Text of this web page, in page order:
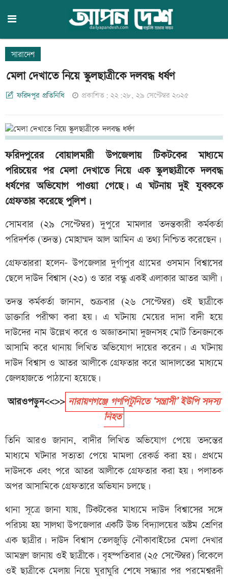
সারাদেশ
মেলা দেখাতে নিয়ে স্কুলছাত্রীকে দলবদ্ধ ধর্ষণ
ফরিদপুর প্রতিনিধি প্রকাশিত: ২২:২৮, ২৯ সেপ্টেম্বর ২০২৫
ফরিদপুরের বোয়ালমারী উপজেলায় টিকটকের মাধ্যমে
পরিচয়ের পর মেলা দেখাতে নিয়ে এক স্কুলছাত্রীকে দলবদ্ধ
ধর্ষণের অভিযোগ পাওয়া গেছে। এ ঘটনায় দুই যুবককে
গ্রেফতার করেছে পুলিশ।
সোমবার (২৯ সেপ্টেম্বর) দুপুরে মামলার তদন্তকারী কর্মকর্তা
পরিদর্শক (তদন্ত) মোহাম্মদ আল আমিন এ তথ্য নিশ্চিত করেছেন।
গ্রেফতাররা হলেন- উপজেলার দুর্গাপুর গ্রামের ওসমান বিশ্বাসের
ছেলে দাউদ বিশ্বাস (২৩) ও তার বন্ধু একই এলাকার আতর আলী।
তদন্ত কর্মকর্তা জানান, শুক্রবার (২৬ সেপ্টেম্বর) ওই ছাত্রীকে
ডাক্তারি পরীক্ষা করা হয়। এ ঘটনায় মেয়ের দাদা বাদী হয়ে
দাউদের নাম উল্লেখ করে ও অজ্ঞাতনামা দুজনসহ মোট তিনজনকে
আসামি করে থানায় লিখিত অভিযোগ দায়ের করেন। এ ঘটনায়
দাউদ বিশ্বাস ও আতর আলীকে গ্রেফতার করে আদালতের মাধ্যমে
জেলহাজতে পাঠানো হয়েছে।
আরওপড়ুন<<>> নারায়ণগঞ্জে গণপিটুনিতে ‘সন্ত্রাসী’ ইউপি সদস্য
নিহত
তিনি আরও জানান, বাদীর লিখিত অভিযোগ পেয়ে তদন্তের
মাধ্যমে ঘটনার সত্যতা পেয়ে মামলা রেকর্ড করা হয়। প্রথমে
দাউদকে এবং পরে আতর আলীকে গ্রেফতার করা হয়। পলাতক
অপর আসামিকে গ্রেফতারে অভিযান চলছে।
থানা সূত্রে জানা যায়, টিকটকের মাধ্যমে দাউদ বিশ্বাসের সঙ্গে
পরিচয় হয় সালথা উপজেলার একটি উচ্চ বিদ্যালয়ের অষ্টম শ্রেণির
এক ছাত্রীর। দাউদ বিশ্বাস তেলজুড়ি নৌকাবাইচের মেলা দেখার
আমন্ত্রণ জানায় ওই ছাত্রীকে। বৃহস্পতিবার (২৫ সেপ্টেম্বর) বিকেলে
ওই ছাত্রীকে মেলায় নিয়ে ঘুরাঘুরি শেষে সন্ধ্যার পর পরমেশ্বরদী